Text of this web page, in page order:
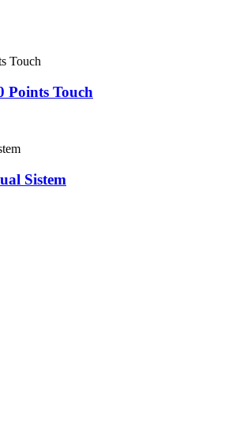
Points Touch
Sistem